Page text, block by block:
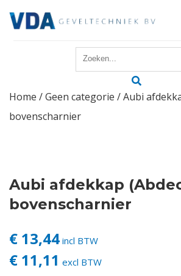
Reparatie
Producten
Offerte
Actueel
Home /Geen categorie / Aubi
bovenscharnier
Aubi afdekkap
bovenscharnier
€ 13,44 incl BTW
€ 11,11 excl BTW